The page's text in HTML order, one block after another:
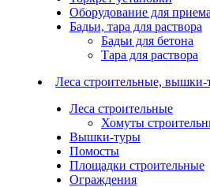
Оборудование для
Бадьи, тара для раствора
Бадьи для бетона
Тара для раствора
Леса строительные,
Леса строительные
Хомуты
Вышки-туры
Помосты
Площадки строительные
Ограждения